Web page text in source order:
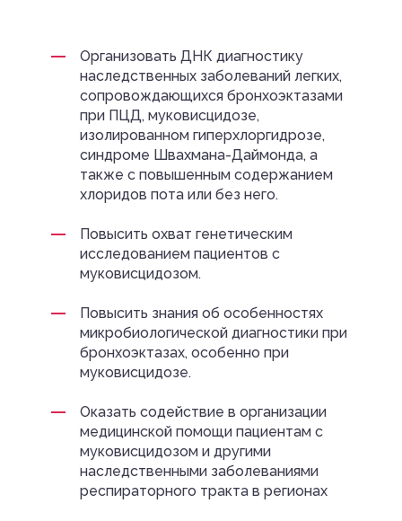
Организовать ДНК диагностику
наследственных заболеваний легких,
сопровождающихся бронхоэктазами
при ПЦД, муковисцидозе,
изолированном гиперхлоргидрозе,
синдроме Швахмана-Даймонда, а
также с повышенным содержанием
хлоридов пота или без него.
Повысить охват генетическим
исследованием пациентов с
муковисцидозом.
Повысить знания об особенностях
микробиологической диагностики при
бронхоэктазах, особенно при
муковисцидозе.
Оказать содействие в организации
медицинской помощи пациентам с
муковисцидозом и другими
наследственными заболеваниями
респираторного тракта в регионах